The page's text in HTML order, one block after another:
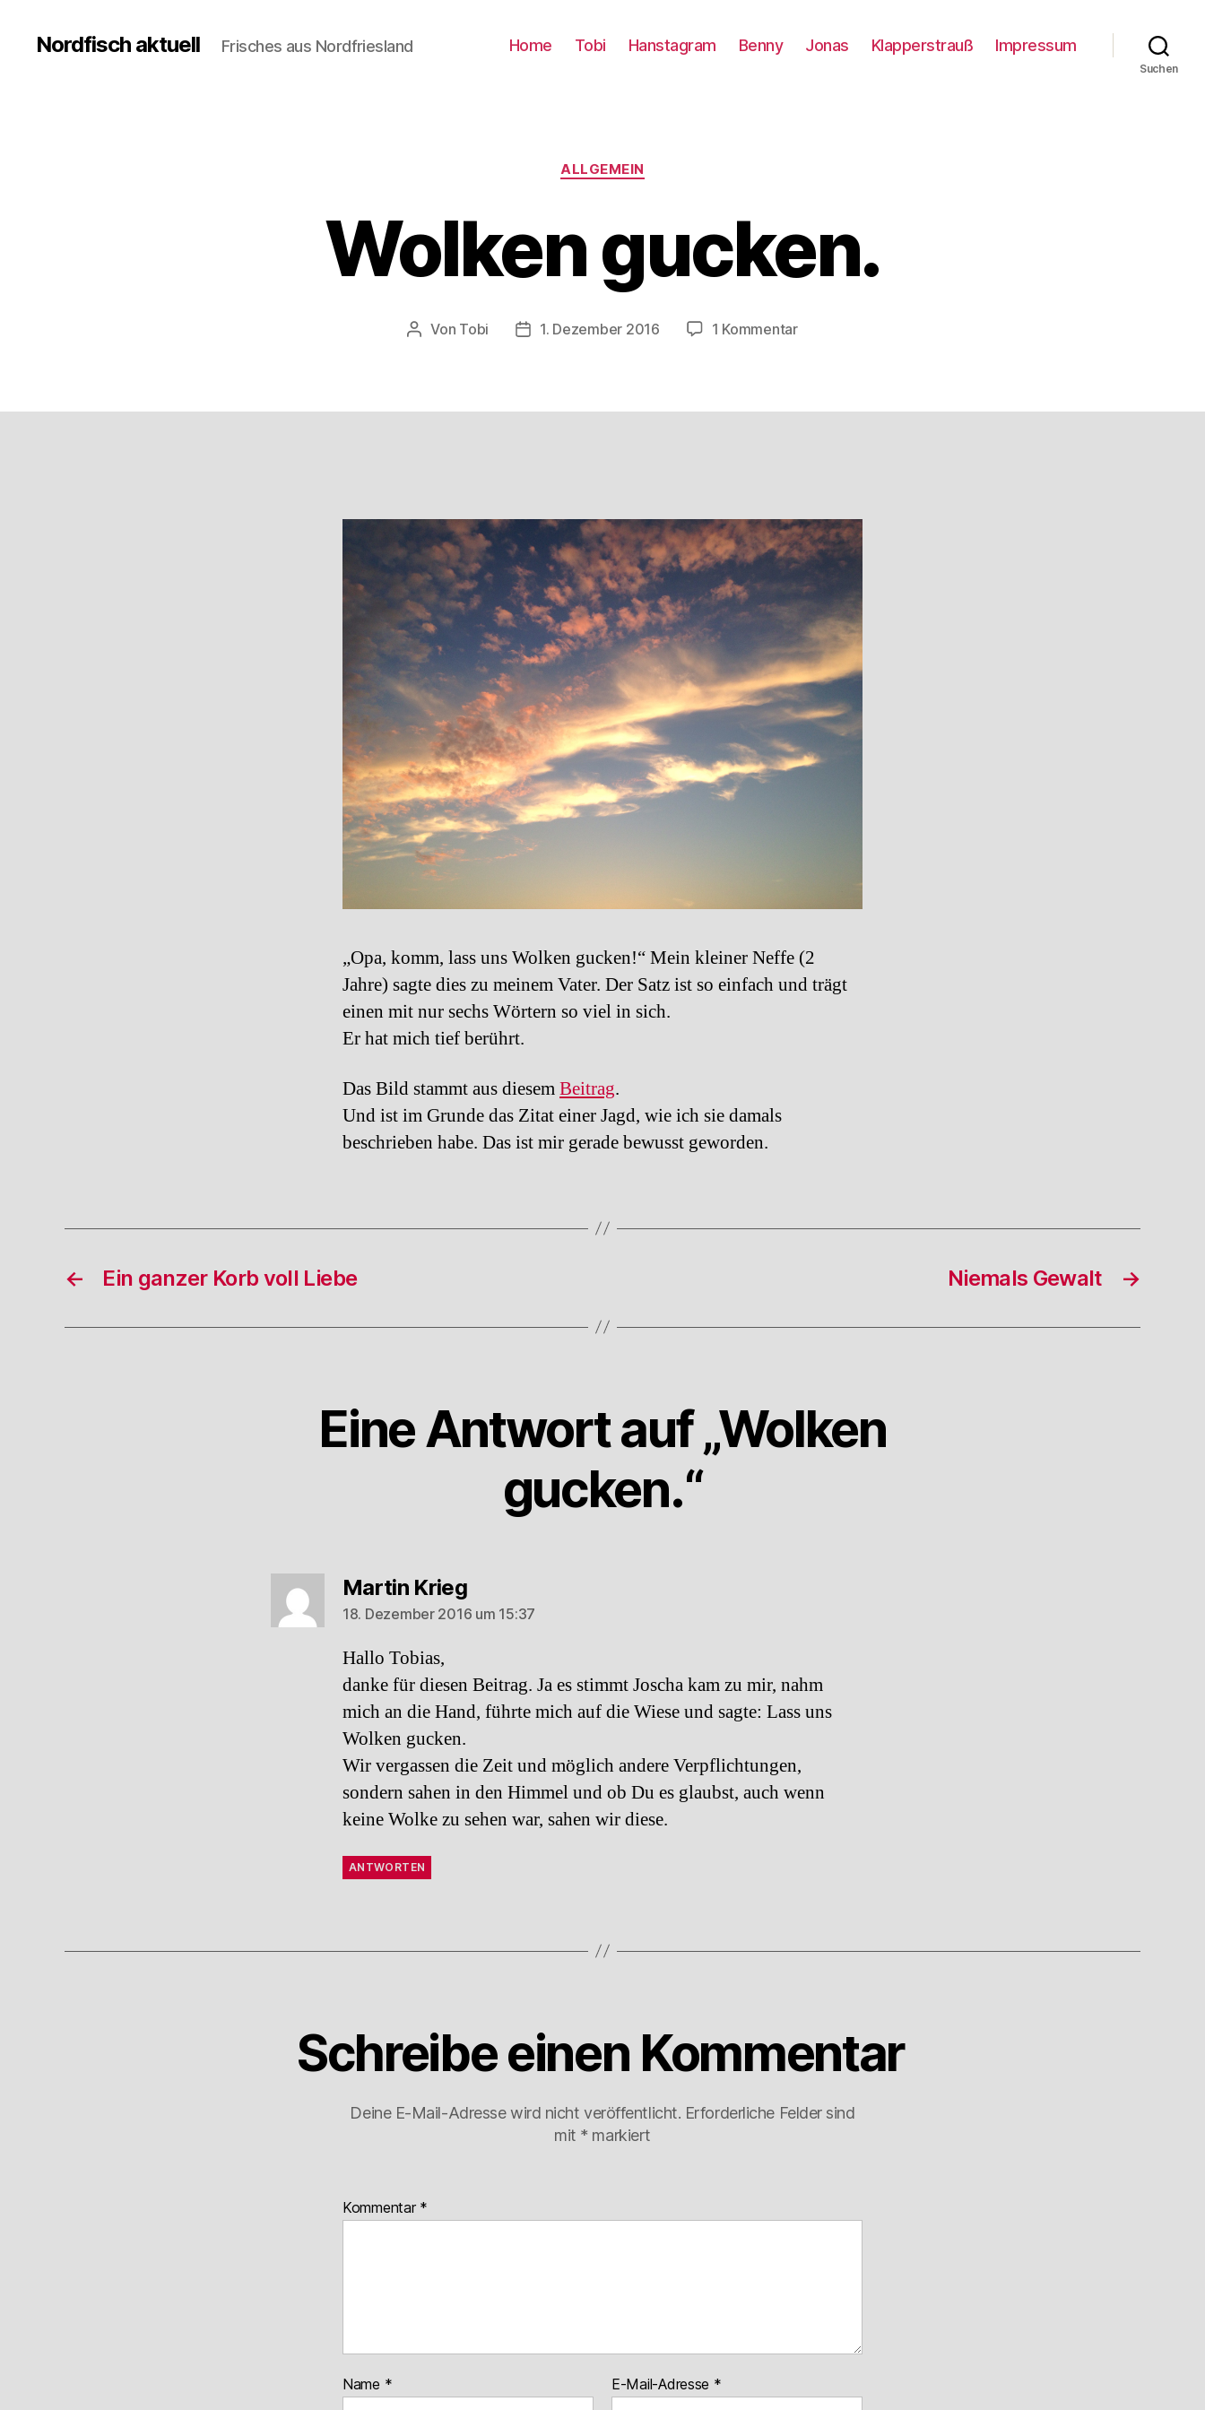
Nordfisch aktuell Frisches aus Nordfriesland Home Tobi Hanstagram Benny Jonas Klapperstrauß Impressum
Suchen
Kategorien
ALLGEMEIN
Wolken gucken.
Beitragsautor
Von Tobi Beitragsdatum
1. Dezember 2016 1 Kommentarzu
„Opa, komm, lass uns Wolken gucken!“ Mein kleiner Neffe (2
Jahre) sagte dies zu meinem Vater. Der Satz ist so einfach und trägt
einen mit nur sechs Wörtern so viel in sich.
Er hat mich tief berührt.
Das Bild stammt aus diesemBeitrag.
Und ist im Grunde das Zitat einer Jagd, wie ich sie damals
beschrieben habe. Das ist mir gerade bewusst geworden.
← Ein ganzer Korb voll Liebe →
Niemals Gewalt
Eine Antwort auf „Wolken
gucken.“
Martin Kriegsagt:
18. Dezember 2016 um 15:37
Hallo Tobias,
danke für diesen Beitrag. Ja es stimmt Joscha kam zu mir, nahm
mich an die Hand, führte mich auf die Wiese und sagte: Lass uns
Wolken gucken.
Wir vergassen die Zeit und möglich andere Verpflichtungen,
sondern sahen in den Himmel und ob Du es glaubst, auch wenn
keine Wolke zu sehen war, sahen wir diese.
ANTWORTEN
Schreibe einen Kommentar
Deine E-Mail-Adresse wird nicht veröffentlicht. Erforderliche Felder sind
mit * markiert
Kommentar *
Name * E-Mail-Adresse *